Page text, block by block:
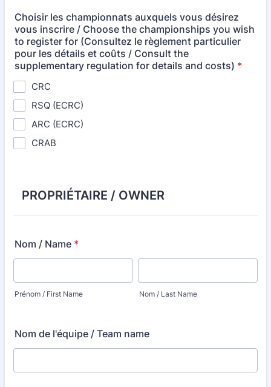
Choisir les championnats auxquels vous désirez
vous inscrire / Choose the championships you wish
to register for (Consultez le règlement particulier
pour les détails et coûts / Consult the
supplementary regulation for details and costs) *
CRC
RSQ (ECRC)
ARC (ECRC)
CRAB
PROPRIÉTAIRE / OWNER
Nom / Name *
Prénom / First Name Nom / Last Name
Nom de l'équipe / Team name